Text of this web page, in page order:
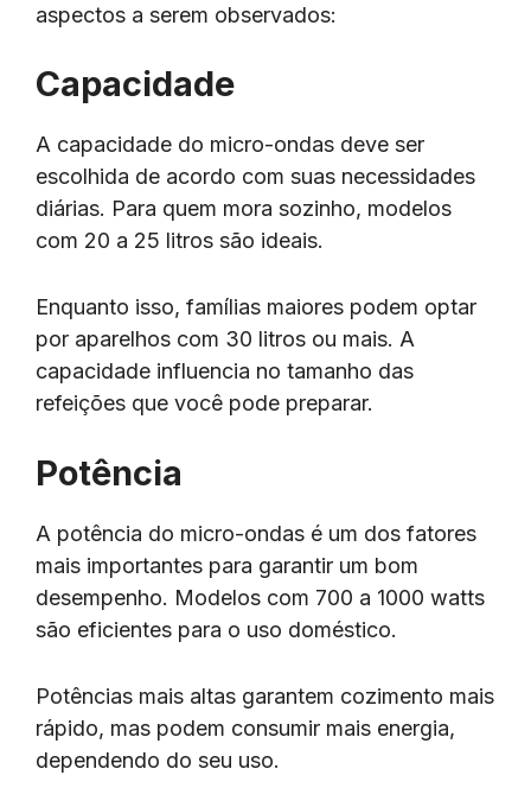
aspectos a serem observados:
Capacidade
A capacidade do micro-ondas deve ser
escolhida de acordo com suas necessidades
diárias. Para quem mora sozinho, modelos
com 20 a 25 litros são ideais.
Enquanto isso, famílias maiores podem optar
por aparelhos com 30 litros ou mais. A
capacidade influencia no tamanho das
refeições que você pode preparar.
Potência
A potência do micro-ondas é um dos fatores
mais importantes para garantir um bom
desempenho. Modelos com 700 a 1000 watts
são eficientes para o uso doméstico.
Potências mais altas garantem cozimento mais
rápido, mas podem consumir mais energia,
dependendo do seu uso.